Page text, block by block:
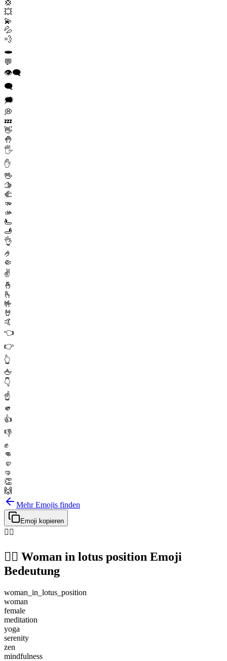
💢
💥
💫
💦
💨
🕳️
💬
👁️‍🗨️
🗨️
🗯️
💭
💤
👋
🤚
🖐️
✋
🖖
🫱
🫲
🫳
🫴
🫷
🫸
👌
🤌
🤏
✌️
🤞
🫰
🤟
🤘
🤙
👈
👉
👆
🖕
👇
☝️
🫵
👍
👎
✊
👊
🤛
🤜
👏
🙌
Mehr Emojis finden
Emoji kopieren
🧘‍♀️
🧘‍♀️ Woman in lotus position Emoji
Bedeutung
woman_in_lotus_position
woman
female
meditation
yoga
serenity
zen
mindfulness